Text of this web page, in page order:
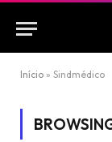
Início » Sindmédico